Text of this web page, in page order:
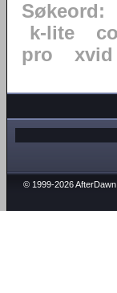
Søkeord:
k-lite
pro
xvid
© 1999-2026